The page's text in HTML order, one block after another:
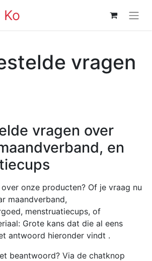
vragen
vragen over
en
onze producten? Of je vraag nu
maandverband,
menstruatiecups, of
Grote kans dat die al eens
antwoord hieronder vindt .
beantwoord? Via de chatknop